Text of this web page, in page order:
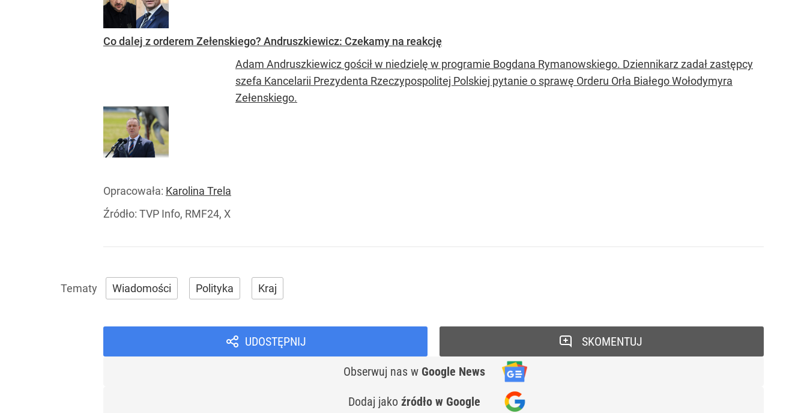
Co dalej z orderem Zełenskiego? Andruszkiewicz: Czekamy na reakcję
Adam Andruszkiewicz gościł w niedzielę w programie Bogdana Rymanowskiego. Dziennikarz zadał zastępcy
szefa Kancelarii Prezydenta Rzeczypospolitej Polskiej pytanie o sprawę Orderu Orła Białego Wołodymyra
Zełenskiego.
Opracowała: Karolina Trela
Źródło: TVP Info, RMF24, X
Wiadomości Polityka Kraj
UDOSTĘPNIJ
Obserwuj nas w Google News
Dodaj jako źródło w Google
SKOMENTUJ